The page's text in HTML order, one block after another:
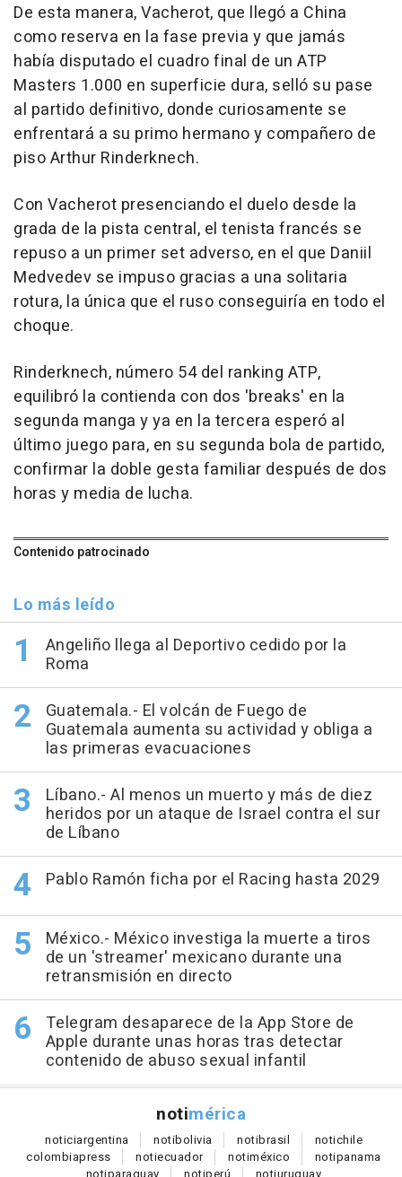
De esta manera, Vacherot, que llegó a China
como reserva en la fase previa y que jamás
había disputado el cuadro final de un ATP
Masters 1.000 en superficie dura, selló su pase
al partido definitivo, donde curiosamente se
enfrentará a su primo hermano y compañero de
piso Arthur Rinderknech.
Con Vacherot presenciando el duelo desde la
grada de la pista central, el tenista francés se
repuso a un primer set adverso, en el que Daniil
Medvedev se impuso gracias a una solitaria
rotura, la única que el ruso conseguiría en todo el
choque.
Rinderknech, número 54 del ranking ATP,
equilibró la contienda con dos 'breaks' en la
segunda manga y ya en la tercera esperó al
último juego para, en su segunda bola de partido,
confirmar la doble gesta familiar después de dos
horas y media de lucha.
Contenido patrocinado
Lo más leído
Angeliño llega al Deportivo cedido por la
Roma
Guatemala.- El volcán de Fuego de
Guatemala aumenta su actividad y obliga a
las primeras evacuaciones
Líbano.- Al menos un muerto y más de diez
heridos por un ataque de Israel contra el sur
de Líbano
Pablo Ramón ficha por el Racing hasta 2029
México.- México investiga la muerte a tiros
de un 'streamer' mexicano durante una
retransmisión en directo
Telegram desaparece de la App Store de
Apple durante unas horas tras detectar
contenido de abuso sexual infantil
notimérica
noticiargentina notibolivia notibrasil notichile
colombiapress notiecuador notiméxico notipanama